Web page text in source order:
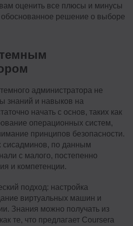
оценить все плюсы и минусы
решение о выборе
администратора не
знаний и навыков на
начать с основ, таких как
операционных систем,
принципов безопасности.
по данным
с малого, постепенно
и компетенции.
подход: настройка
виртуальных машин и
Знания можно получать из
те, что предлагает Coursera